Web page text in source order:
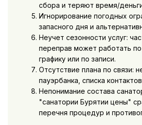
сбора и теряют время/
Игнорирование погодных
запасного дня и
Неучет сезонности услуг:
переправ может работать
графику или по записи.
Отсутствие плана по связи:
пауэрбанка, списка
Непонимание состава
"санатории Бурятии цены"
перечня процедур и